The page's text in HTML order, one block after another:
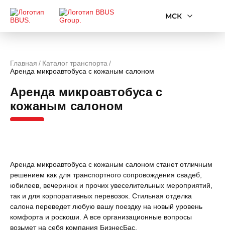
МСК
Главная
Каталог транспорта
Аренда микроавтобуса с кожаным салоном
Аренда микроавтобуса с
кожаным салоном
Аренда микроавтобуса с кожаным салоном станет отличным
решением как для транспортного сопровождения свадеб,
юбилеев, вечеринок и прочих увеселительных мероприятий,
так и для корпоративных перевозок. Стильная отделка
салона переведет любую вашу поездку на новый уровень
комфорта и роскоши. А все организационные вопросы
возьмет на себя компания БизнесБас.